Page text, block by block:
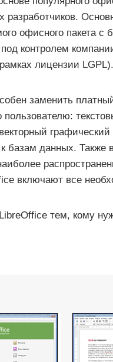
офисного пакета
контролем
лицензии LGPL).
заменить
пользователю:
базам данных. Также
включают все
тем, кому